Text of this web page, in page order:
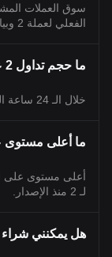
سوق العملات
الفعلي لعملة 2 وبياناته السابقة على Bitget.
ما حجم تداول 2 على مدار 24 ساعة؟
خلال الـ 24 ساعة الماضية، حجم تداول 2 بلغ 0.00$.
ما أعلى مستوى
لـ 2 منذ الإصدار.
هل يمكنني شراء 2 على منصة Bitget؟